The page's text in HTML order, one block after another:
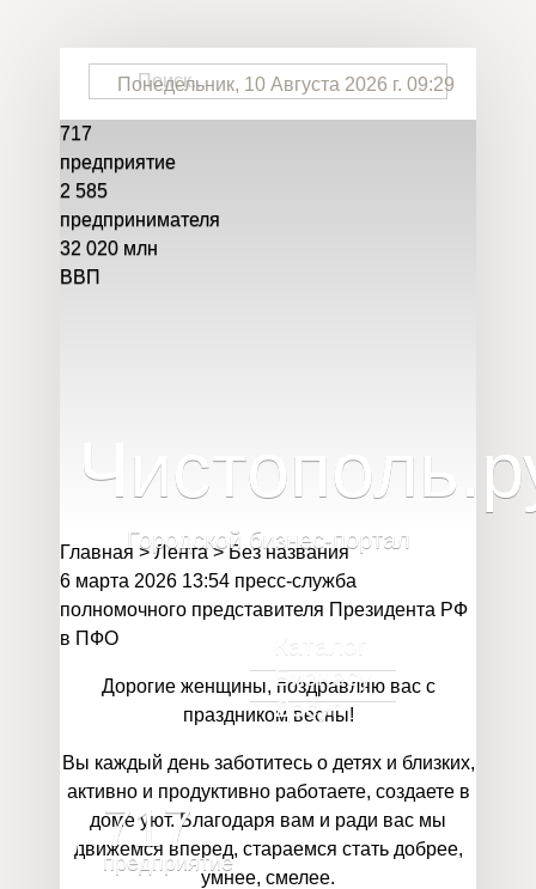
Понедельник, 10 Августа 2026 г. 09:29
717
предприятие
2 585
предпринимателя
32 020 млн
ВВП
Чистополь
Городской бизнес-портал
Каталог
Бизнесу
Досуг
717
предприятие
Главная > Лента > Без названия
6 марта 2026 13:54 пресс-служба
полномочного представителя Президента РФ
в ПФО
Дорогие женщины, поздравляю вас с
праздником весны!
Вы каждый день заботитесь о детях и близких,
активно и продуктивно работаете, создаете в
доме уют. Благодаря вам и ради вас мы
движемся вперед, стараемся стать добрее,
умнее, смелее.